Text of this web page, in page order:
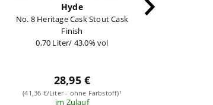
Hyde
No. 8 Heritage Cask Stout Cask
Finish
0,70 Liter/ 43.0% vol
28,95 €
(41,36 €/Liter - ohne Farbstoff)¹
im Zulauf